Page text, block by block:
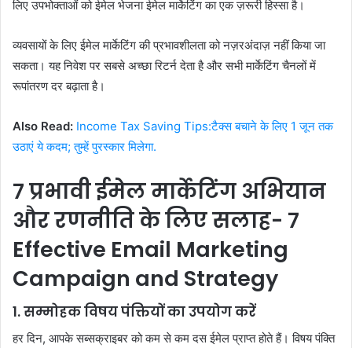
लिए उपभोक्ताओं को ईमेल भेजना ईमेल मार्केटिंग का एक ज़रूरी हिस्सा है।
व्यवसायों के लिए ईमेल मार्केटिंग की प्रभावशीलता को नज़रअंदाज़ नहीं किया जा
सकता। यह निवेश पर सबसे अच्छा रिटर्न देता है और सभी मार्केटिंग चैनलों में
रूपांतरण दर बढ़ाता है।
Also Read: Income Tax Saving Tips:टैक्स बचाने के लिए 1 जून तक
उठाएं ये कदम; तुम्हें पुरस्कार मिलेगा.
7 प्रभावी ईमेल मार्केटिंग अभियान
और रणनीति के लिए सलाह- 7
Effective Email Marketing
Campaign and Strategy
1. सम्मोहक विषय पंक्तियों का उपयोग करें
हर दिन, आपके सब्सक्राइबर को कम से कम दस ईमेल प्राप्त होते हैं। विषय पंक्ति